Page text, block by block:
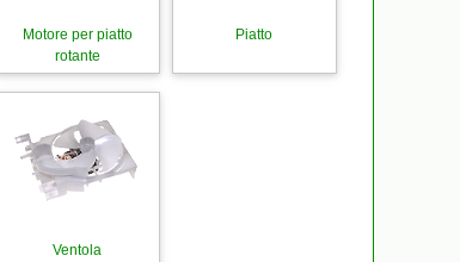
Motore per piatto
rotante
Piatto
Ventola